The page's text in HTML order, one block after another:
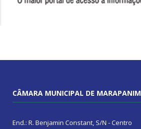
CÂMARA MUNICIPAL DE MARAPANIM
End.: R. Benjamin Constant, S/N - Centro